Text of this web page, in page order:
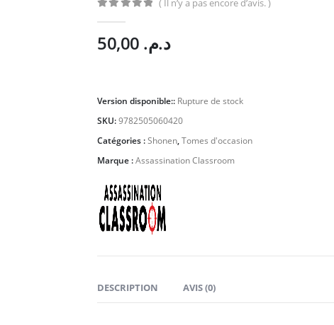
( Il n’y a pas encore d’avis. )
د.م.
Version disponible:: Rupture de stock
SKU:9782505060420
Catégories :Shonen,Tomes d'occasion
Marque :Assassination Classroom
DESCRIPTION AVIS (0)